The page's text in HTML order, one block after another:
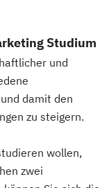
Studium
und
damit den
zu steigern.
wollen,
zwei